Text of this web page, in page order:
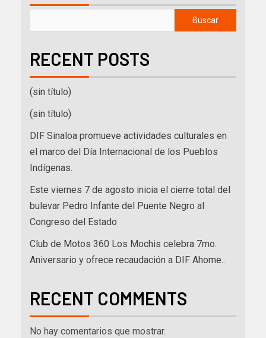
Buscar
RECENT POSTS
(sin título)
(sin título)
DIF Sinaloa promueve actividades culturales en
el marco del Día Internacional de los Pueblos
Indígenas.
Este viernes 7 de agosto inicia el cierre total del
bulevar Pedro Infante del Puente Negro al
Congreso del Estado
Club de Motos 360 Los Mochis celebra 7mo.
Aniversario y ofrece recaudación a DIF Ahome..
RECENT COMMENTS
No hay comentarios que mostrar.